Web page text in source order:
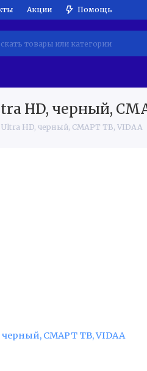
Акции Помощь
HD, черный,
Ultra HD, черный, СМАРТ ТВ, VIDAA